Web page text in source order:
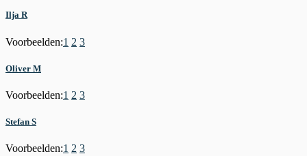
Ilja R
Voorbeelden:1 2 3
Oliver M
Voorbeelden:1 2 3
Stefan S
Voorbeelden:1 2 3